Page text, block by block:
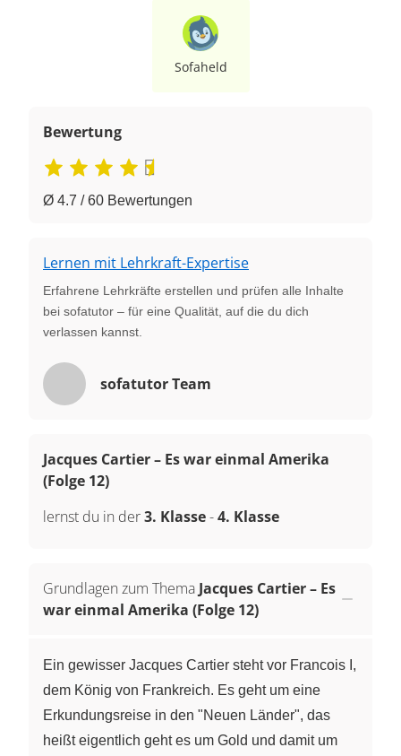
Sofaheld
Bewertung
Ø 4.7 / 60 Bewertungen
Lernen mit Lehrkraft-Expertise
Erfahrene Lehrkräfte erstellen und prüfen alle Inhalte
bei sofatutor – für eine Qualität, auf die du dich
verlassen kannst.
sofatutor Team
Jacques Cartier – Es war einmal Amerika
(Folge 12)
lernst du in der3. Klasse-4. Klasse
Grundlagen zum Thema Jacques Cartier – Es
war einmal Amerika (Folge 12)
Ein gewisser Jacques Cartier steht vor Francois I,
dem König von Frankreich. Es geht um eine
Erkundungsreise in den "Neuen Länder", das
heißt eigentlich geht es um Gold und damit um